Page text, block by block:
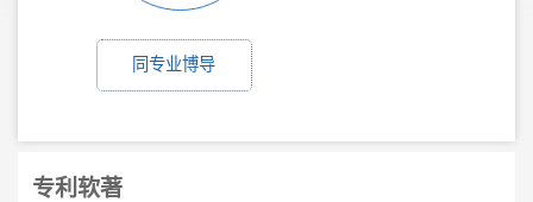
同专业博导
专利软著